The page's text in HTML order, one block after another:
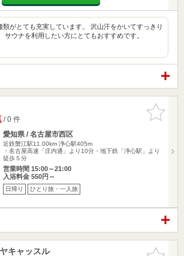
類がとても充実しています。 沢山汗をかいてすっきり
サウナを利用したい方にとてもおすすめです。
お気に入
りに追加
/ 0 件
愛知県 / 名古屋市西区
近鉄蟹江駅11.00km 浄心駅405m
・名古屋高速「庄内通」より10分・地下鉄「浄心駅」より
徒歩５分
営業時間 15:00～21:00
入浴料金 550円～
日帰り ひとり旅・一人旅
お気に入
キャッスル